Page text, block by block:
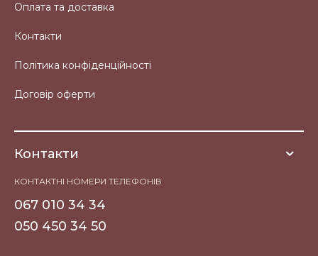
Оплата та доставка
Контакти
Політика конфіденційності
Договір оферти
Контакти
КОНТАКТНІ НОМЕРИ ТЕЛЕФОНІВ
067 010 34 34
050 450 34 50